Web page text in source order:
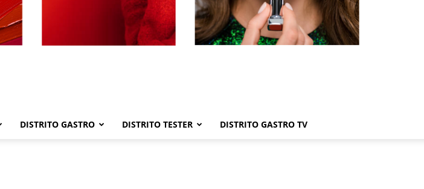
DISTRITO GASTRO DISTRITO TESTER DISTRITO GASTRO TV